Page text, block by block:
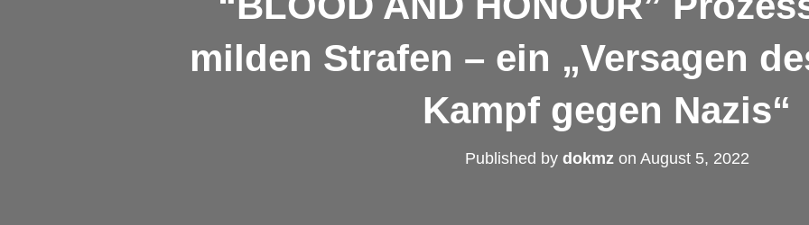
milden Strafen – ein „Versagen
Kampf gegen Nazis“
Published by dokmzon August 5, 2022